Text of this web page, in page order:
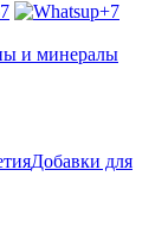
+7
и минералы
Добавки для